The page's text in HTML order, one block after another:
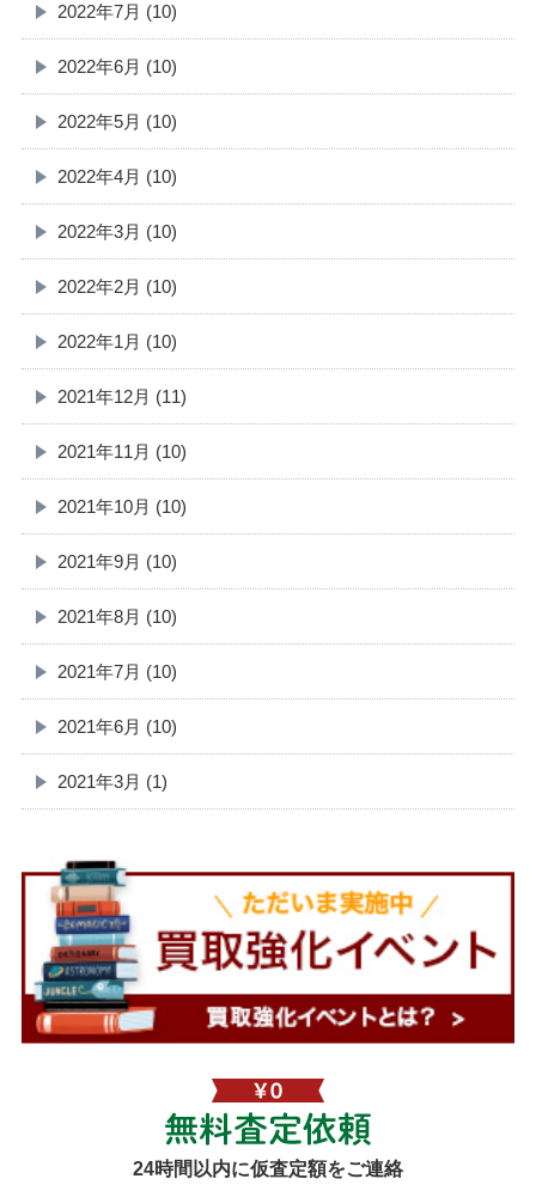
2022年7月 (10)
2022年6月 (10)
2022年5月 (10)
2022年4月 (10)
2022年3月 (10)
2022年2月 (10)
2022年1月 (10)
2021年12月 (11)
2021年11月 (10)
2021年10月 (10)
2021年9月 (10)
2021年8月 (10)
2021年7月 (10)
2021年6月 (10)
2021年3月 (1)
24時間以内に仮査定額をご連絡